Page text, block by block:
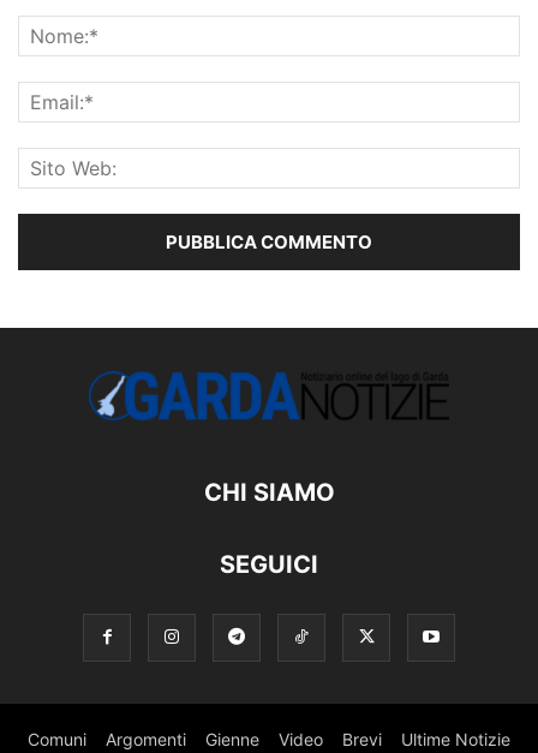
CHI SIAMO
SEGUICI
Comuni Argomenti Gienne Video Brevi Ultime Notizie